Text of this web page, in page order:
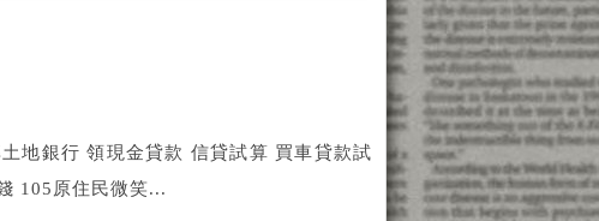
地銀行 領現金貸款 信貸試算 買車貸款試
105原住民微笑...